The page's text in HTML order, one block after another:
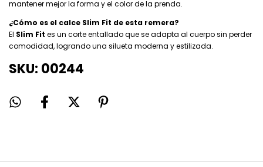
mantener mejor la forma y el color de la prenda.
¿Cómo es el calce Slim Fit de esta remera?
El Slim Fit es un corte entallado que se adapta al cuerpo sin perder
comodidad, logrando una silueta moderna y estilizada.
SKU: 00244